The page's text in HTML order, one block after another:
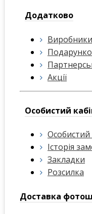
Додатково
Виробники
Акції
Особистий
Особистий
Історія
Закладки
Розсилка
Доставка